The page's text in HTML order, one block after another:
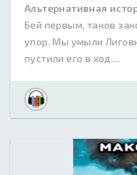
Альтернативная
Бей первым, таков
упор. Мы умыли
пустили его в ход....